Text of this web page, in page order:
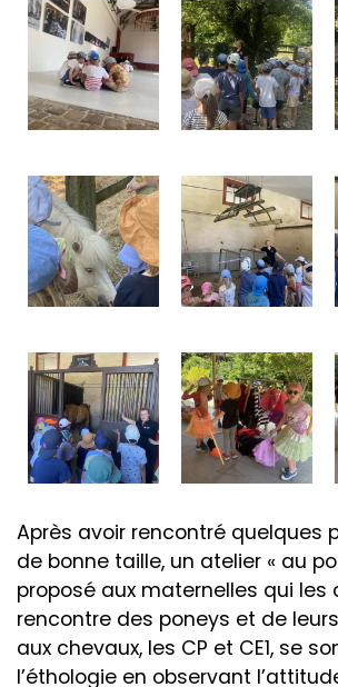
Après avoir rencontré quelques
de bonne taille, un atelier « au
proposé aux maternelles qui les
rencontre des poneys et de
aux chevaux, les CP et CE1, se
l’éthologie en observant